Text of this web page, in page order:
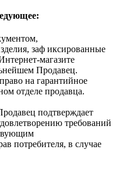
заф иксированные
магазите
Продавец.
на гарантийное
отделе продавца.
подтверждает
требований
потребителя, в случае